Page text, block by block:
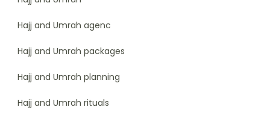
Hajj and Umrah agenc
Hajj and Umrah packages
Hajj and Umrah planning
Hajj and Umrah rituals